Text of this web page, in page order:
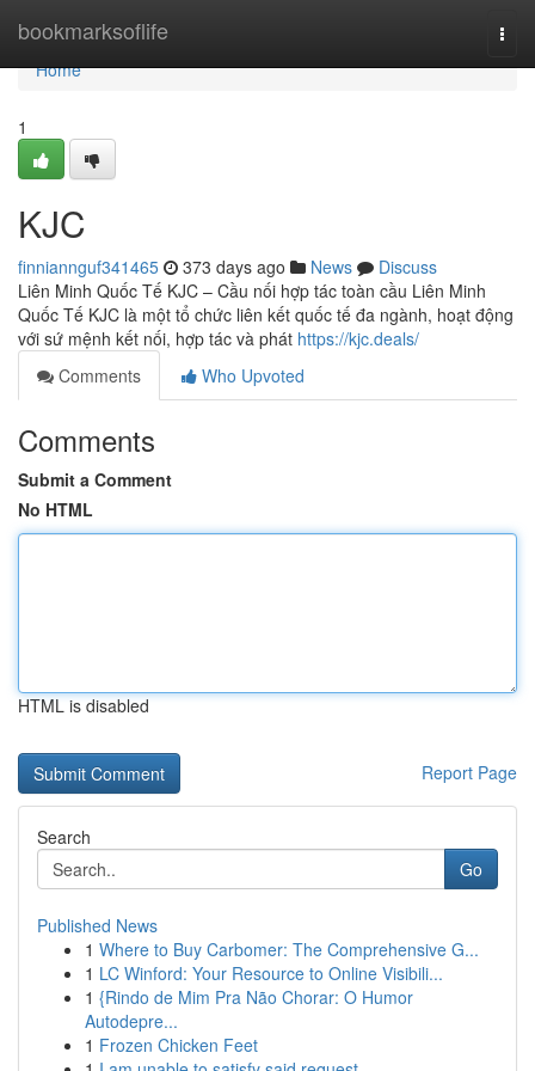
bookmarksoflife
Home
Home
1
KJC
finniannguf341465 373 days ago News
Discuss
Liên Minh Quốc Tế KJC – Cầu nối hợp tác toàn cầu Liên Minh
Quốc Tế KJC là một tổ chức liên kết quốc tế đa ngành, hoạt động
với sứ mệnh kết nối, hợp tác và phát https://kjc.deals/
Comments
Who Upvoted
Comments
Submit a Comment
No HTML
HTML is disabled
Report Page
Search
Go
Published News
1 Where to Buy Carbomer: The Comprehensive G...
1 LC Winford: Your Resource to Online Visibili...
1 {Rindo de Mim Pra Não Chorar: O Humor
Autodepre...
1 Frozen Chicken Feet